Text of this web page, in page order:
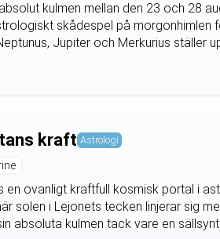
kulmen mellan den 23 och 28
skådespel på morgonhimlen
Jupiter och Merkurius ställer
kraft Astrologi
en ovanligt kraftfull kosmisk portal i
solen i Lejonets tecken linjerar sig
absoluta kulmen tack vare en